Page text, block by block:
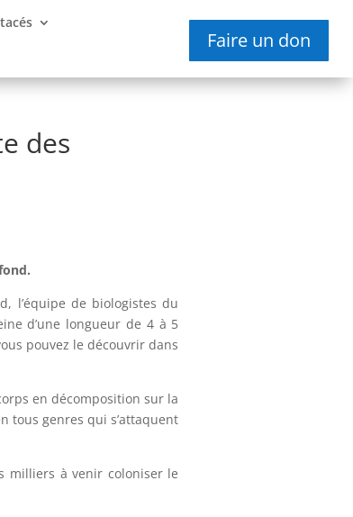
Faire un don
des
l’équipe de biologistes du
d’une longueur de 4 à 5
pouvez le découvrir dans
en décomposition sur la
tous genres qui s’attaquent
milliers à venir coloniser le